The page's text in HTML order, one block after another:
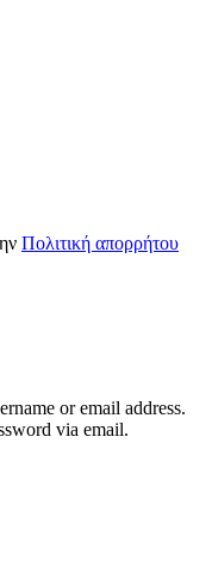
Πολιτική απορρήτου
or email address.
via email.